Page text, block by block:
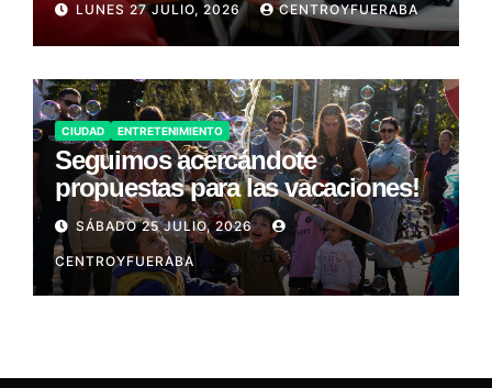
LUNES 27 JULIO, 2026 CENTROYFUERABA
CIUDAD ENTRETENIMIENTO
Seguimos acercándote
propuestas para las vacaciones!
SÁBADO 25 JULIO, 2026
CENTROYFUERABA